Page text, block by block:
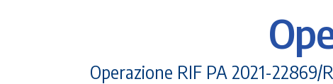
Operazione RIF PA 2021-